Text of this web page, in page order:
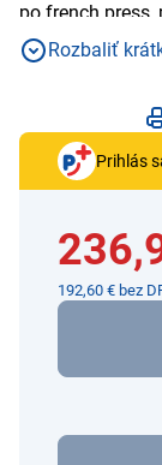
po french press,
Rozbaliť
Prihlás
192,60 € bez